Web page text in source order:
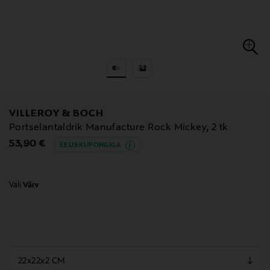
VILLEROY & BOCH
Portselantaldrik Manufacture Rock Mickey, 2 tk
Original Price
53,90 € EELIS KUPONGIGA
Vali Värv